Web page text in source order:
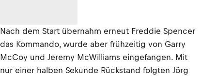
Nach dem Start übernahm erneut Freddie Spencer
das Kommando, wurde aber frühzeitig von Garry
McCoy und Jeremy McWilliams eingefangen. Mit
nur einer halben Sekunde Rückstand folgten Jörg